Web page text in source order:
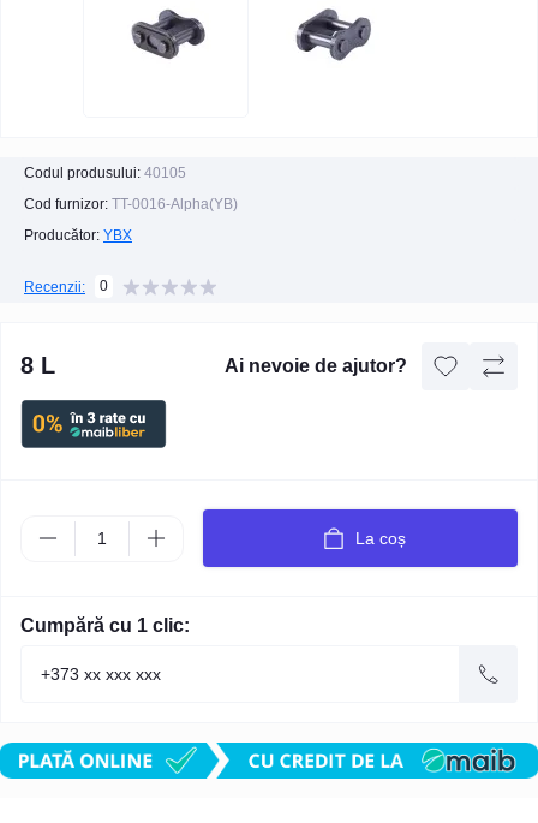
Codul produsului: 40105
Cod furnizor: TT-0016-Alpha(YB)
Producător: YBX
Recenzii: 0
8 L Ai nevoie de ajutor?
La coș
Cumpără cu 1 clic: